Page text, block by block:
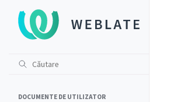
DOCUMENTE DE UTILIZATOR